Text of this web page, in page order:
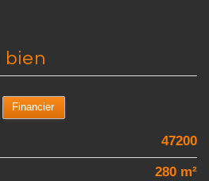
bien
Financier
47200
280 m²